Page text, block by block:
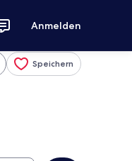
Anmelden
Speichern